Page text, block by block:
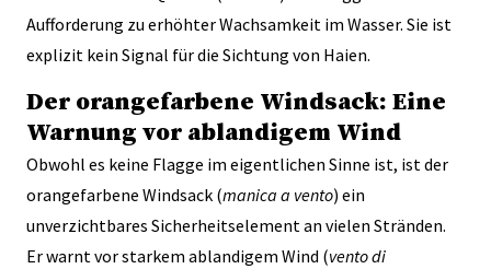
Aufforderung zu erhöhter Wachsamkeit im Wasser. Sie ist
explizit kein Signal für die Sichtung von Haien.
Der orangefarbene Windsack: Eine
Warnung vor ablandigem Wind
Obwohl es keine Flagge im eigentlichen Sinne ist, ist der
orangefarbene Windsack (manica a vento) ein
unverzichtbares Sicherheitselement an vielen Stränden.
Er warnt vor starkem ablandigem Wind (vento di